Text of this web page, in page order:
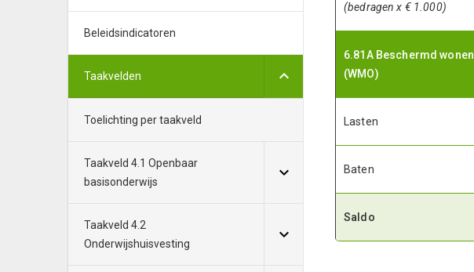
Beleidsindicatoren
Taakvelden
Toelichting per taakveld
Taakveld 4.1 Openbaar
basisonderwijs
Taakveld 4.2
Onderwijshuisvesting
(bedragen x € 1.000)
6.81A Beschermd wonen
(WMO)
Lasten
Baten
Saldo